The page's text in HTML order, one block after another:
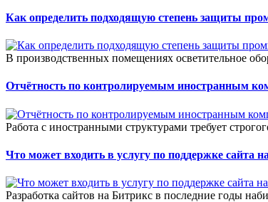
Как определить подходящую степень защиты
В производственных помещениях осветительное
Отчётность по контролируемым иностранным
Работа с иностранными структурами требует
Что может входить в услугу по поддержке сайта
Разработка сайтов на Битрикс в последние годы